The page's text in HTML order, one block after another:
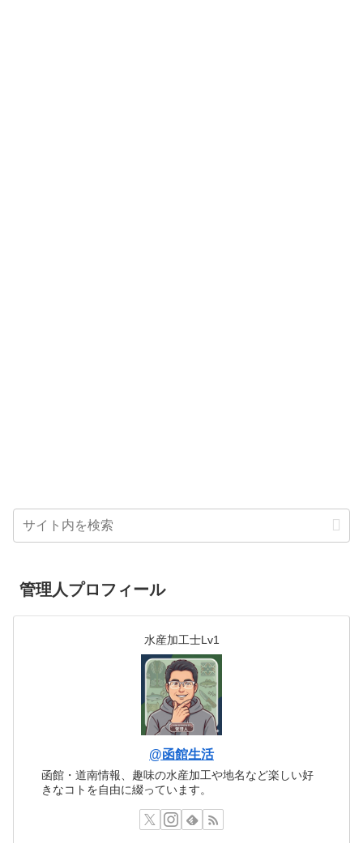
管理人プロフィール
水産加工士Lv1
@函館生活
函館・道南情報、趣味の水産加工や地名など楽しい好
きなコトを自由に綴っています。